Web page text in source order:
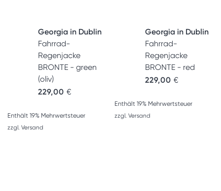
Georgia in Dublin
Fahrrad-
Regenjacke
BRONTE - green
(oliv)
229,00 €
Enthält 19% Mehrwertsteuer
zzgl. Versand
Georgia in Dublin
Fahrrad-
Regenjacke
BRONTE - red
229,00 €
Enthält 19% Mehrwertsteuer
zzgl. Versand